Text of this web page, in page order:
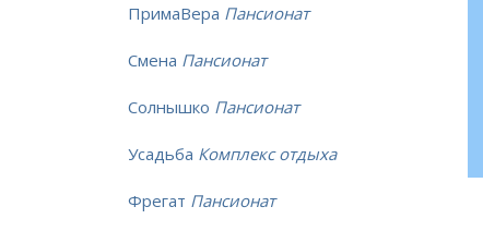
ПримаВера Пансионат
Смена Пансионат
Солнышко Пансионат
Усадьба Комплекс отдыха
Фрегат Пансионат